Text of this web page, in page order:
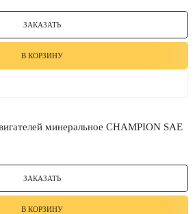
ЗАКАЗАТЬ
В КОРЗИНУ
минеральное CHAMPION SAE
ЗАКАЗАТЬ
В КОРЗИНУ